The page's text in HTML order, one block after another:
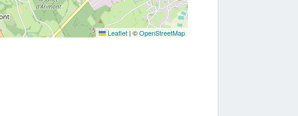
Leaflet | ©OpenStreetMap